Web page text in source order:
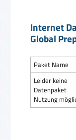
Internet
Global
Paket Name
Leider keine
Datenpaket
Nutzung